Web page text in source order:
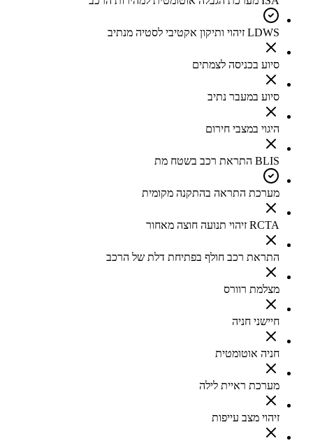
LDWS זיהוי ותיקון אקטיבי לסטיה מנתיב
סיוע בכניסה לצמתים
סיוע במעבר נתיב
היגוי במצבי חירום
BLIS התראת רכב בשטח מת
מערכת התראה בהתקנה מקומית
RCTA זיהוי תנועה חוצה מאחור
התראת רכב חולף בפתיחת דלת של הרכב
מצלמת רוורס
חיישני חניה
חניה אוטומטית
מערכת ראיית לילה
זיהוי מצב עייפות